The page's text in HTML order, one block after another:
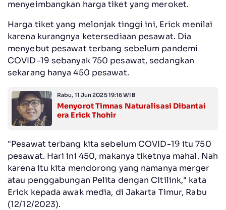
menyeimbangkan harga tiket yang meroket.
Harga tiket yang melonjak tinggi ini, Erick menilai
karena kurangnya ketersediaan pesawat. Dia
menyebut pesawat terbang sebelum pandemi
COVID-19 sebanyak 750 pesawat, sedangkan
sekarang hanya 450 pesawat.
Rabu, 11 Jun 2025 19:16 WIB
Menyorot Timnas Naturalisasi Dibantai
era Erick Thohir
"Pesawat terbang kita sebelum COVID-19 itu 750
pesawat. Hari ini 450, makanya tiketnya mahal. Nah
karena itu kita mendorong yang namanya merger
atau penggabungan Pelita dengan Citilink," kata
Erick kepada awak media, di Jakarta Timur, Rabu
(12/12/2023).